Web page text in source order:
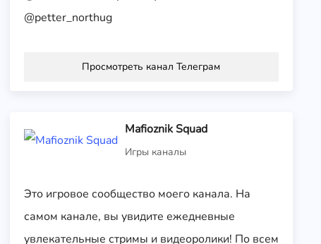
@petter_northug
Просмотреть канал Телеграм
Mafioznik Squad
Игры каналы
Это игровое сообщество моего канала. На
самом канале, вы увидите ежедневные
увлекательные стримы и видеоролики! По всем